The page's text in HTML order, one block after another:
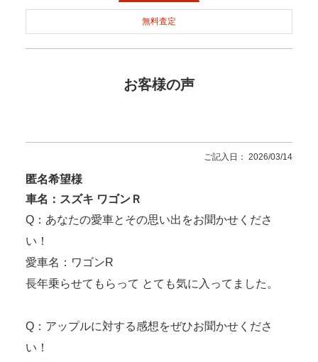
無料査定
お客様の声
ご記入日： 2026/03/14
匿名希望様
車名：スズキ ワゴンＲ
Q：あなたの愛車とその思い出をお聞かせくださ
い！
愛車名：ワゴンR
長年乗らせてもらって とても気に入ってました。
Q：アップルに対する感想をぜひお聞かせくださ
い！